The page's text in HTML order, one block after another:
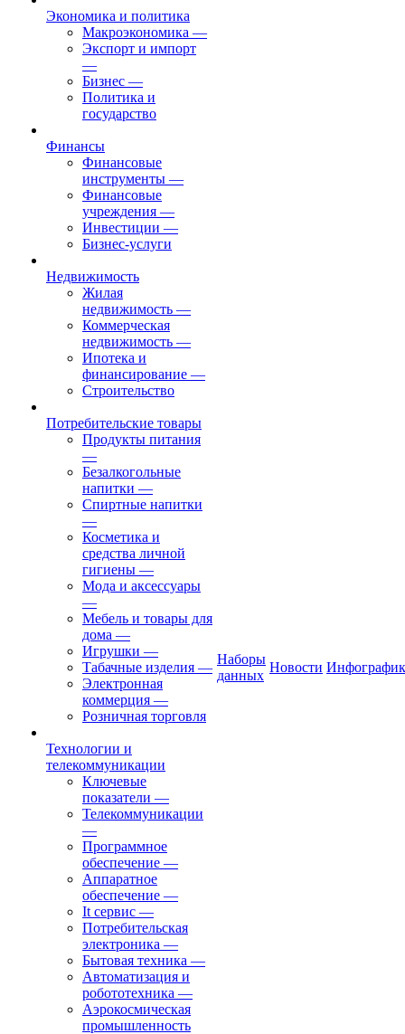
Экономика и политика
Макроэкономика —
Экспорт и импорт
—
Бизнес —
Политика и
государство
Финансы
Финансовые
инструменты —
Финансовые
учреждения —
Инвестиции —
Бизнес-услуги
Недвижимость
Жилая
недвижимость —
Коммерческая
недвижимость —
Ипотека и
финансирование —
Строительство
Потребительские товары
Продукты питания
—
Безалкогольные
напитки —
Спиртные напитки
—
Косметика и
средства личной
гигиены —
Мода и аксессуары
—
Мебель и товары для
дома —
Игрушки —
Табачные изделия —
Электронная
коммерция —
Розничная торговля
Технологии и
телекоммуникации
Ключевые
показатели —
Телекоммуникации
—
Программное
обеспечение —
Аппаратное
обеспечение —
It сервис —
Потребительская
электроника —
Бытовая техника —
Автоматизация и
робототехника —
Аэрокосмическая
промышленность
Наборы
данных
Новости